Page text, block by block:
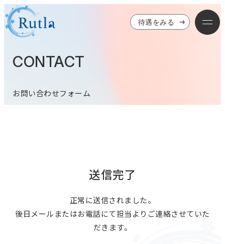
待遇をみる
CONTACT
お問い合わせフォーム
送信完了
正常に送信されました。
後日メールまたはお電話にて担当よりご連絡させていた
だきます。